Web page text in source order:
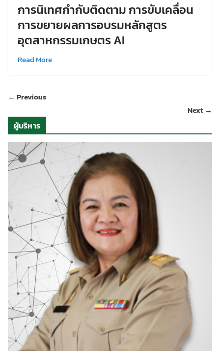
การนิเทศกำกับติดตาม การขับเคลื่อน
การขยายผลการอบรมหลักสูตร
อุตสาหกรรมเกษตร AI
Read More
← Previous
Next →
ผู้บริหาร